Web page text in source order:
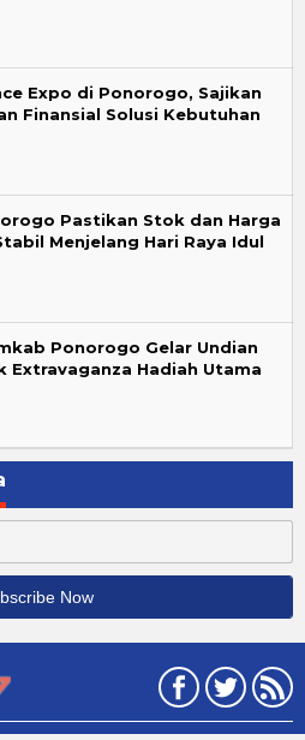
Expo di Ponorogo, Sajikan
Finansial Solusi Kebutuhan
Pastikan Stok dan Harga
Menjelang Hari Raya Idul
Ponorogo Gelar Undian
Extravaganza Hadiah Utama